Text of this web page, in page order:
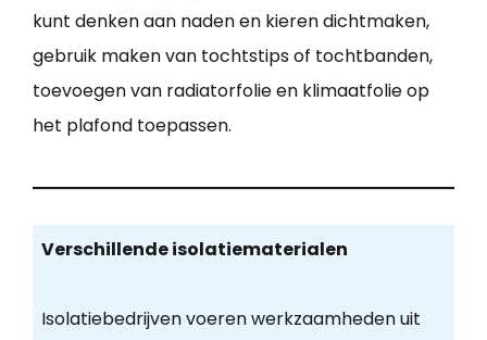
kunt denken aan naden en kieren dichtmaken,
gebruik maken van tochtstips of tochtbanden,
toevoegen van radiatorfolie en klimaatfolie op
het plafond toepassen.
Verschillende isolatiematerialen
Isolatiebedrijven voeren werkzaamheden uit